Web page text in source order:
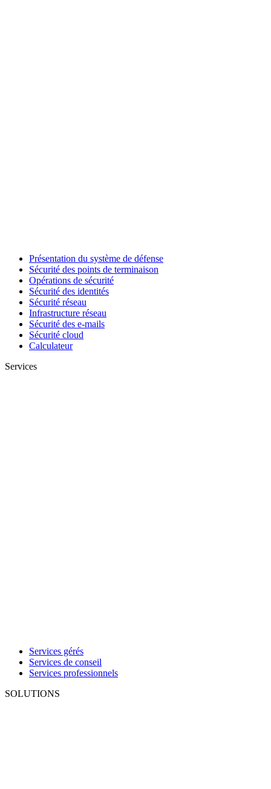
Présentation du système de défense
Sécurité des points de terminaison
Opérations de sécurité
Sécurité des identités
Sécurité réseau
Infrastructure réseau
Sécurité des e-mails
Sécurité cloud
Calculateur
Services
Services gérés
Services de conseil
Services professionnels
SOLUTIONS